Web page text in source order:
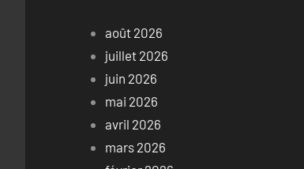
août 2026
juillet 2026
juin 2026
mai 2026
avril 2026
mars 2026